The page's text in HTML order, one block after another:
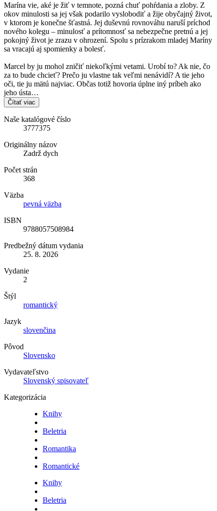
Marína vie, aké je žiť v temnote, pozná chuť pohŕdania a zloby. Z
okov minulosti sa jej však podarilo vyslobodiť a žije obyčajný život,
v ktorom je konečne šťastná. Jej duševnú rovnováhu naruší príchod
nového kolegu – minulosť a prítomnosť sa nebezpečne pretnú a jej
pokojný život je zrazu v ohrození. Spolu s prízrakom mladej Maríny
sa vracajú aj spomienky a bolesť.
Marcel by ju mohol zničiť niekoľkými vetami. Urobí to? Ak nie, čo
za to bude chcieť? Prečo ju vlastne tak veľmi nenávidí? A tie jeho
oči, tie ju mätú najviac. Občas totiž hovoria úplne iný príbeh ako
jeho ústa…
Čítať viac
Naše katalógové číslo
3777375
Originálny názov
Zadrž dych
Počet strán
368
Väzba
pevná väzba
ISBN
9788057508984
Predbežný dátum vydania
25. 8. 2026
Vydanie
2
Štýl
romantický
Jazyk
slovenčina
Pôvod
Slovensko
Vydavateľstvo
Slovenský spisovateľ
Kategorizácia
Knihy
Beletria
Romantika
Romantické
Knihy
Beletria